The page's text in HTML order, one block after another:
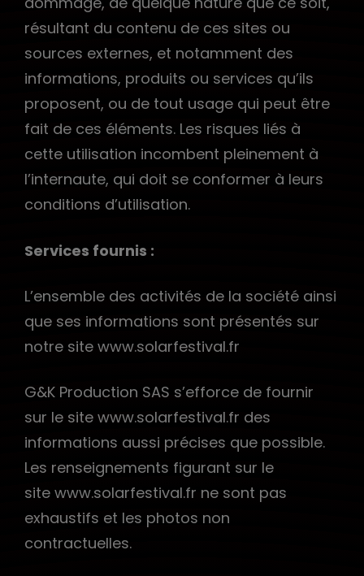
résultant du contenu de ces sites ou
sources externes, et notamment des
informations, produits ou services qu’ils
proposent, ou de tout usage qui peut être
fait de ces éléments. Les risques liés à
cette utilisation incombent pleinement à
l’internaute, qui doit se conformer à leurs
conditions d’utilisation.
Services fournis :
L’ensemble des activités de la société ainsi
que ses informations sont présentés sur
notre site www.solarfestival.fr
G&K Production SAS s’efforce de fournir
sur le site www.solarfestival.fr des
informations aussi précises que possible.
Les renseignements figurant sur le
site www.solarfestival.fr ne sont pas
exhaustifs et les photos non
contractuelles.